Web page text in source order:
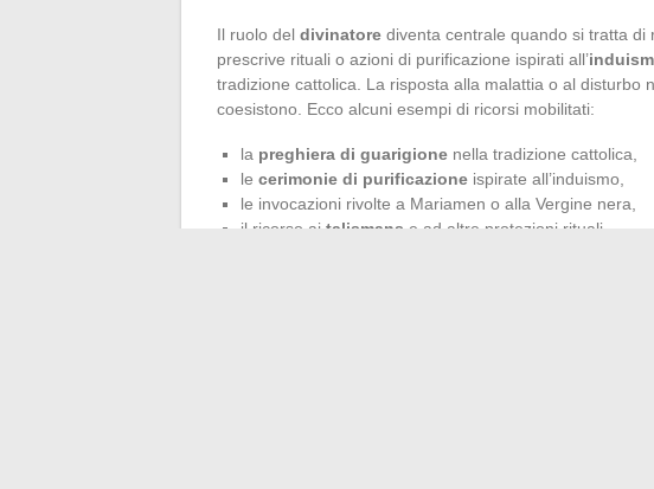
Il ruolo del divinatore diventa centrale quando si tratta di
prescrive rituali o azioni di purificazione ispirati all’
tradizione cattolica. La risposta alla malattia o al disturbo
coesistono. Ecco alcuni esempi di ricorsi mobilitati:
la preghiera di guarigione nella tradizione cattolica,
le cerimonie di purificazione ispirate all’induismo,
le invocazioni rivolte a Mariamen o alla Vergine nera,
il ricorso ai talismans e ad altre protezioni rituali.